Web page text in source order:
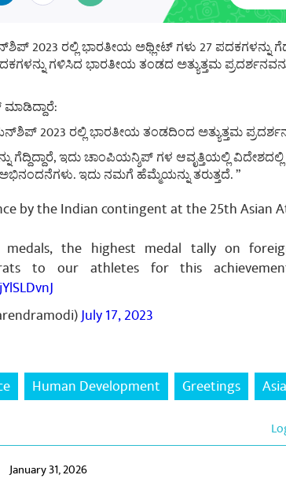
2023 ರಲ್ಲಿ ಭಾರತೀಯ ಅಥ್ಲೀಟ್ ಗಳು 27 ಪದಕಗಳನ್ನು
ಗಳಿಸಿದ ಭಾರತೀಯ ತಂಡದ ಅತ್ಯುತ್ತಮ
2023 ರಲ್ಲಿ ಭಾರತೀಯ ತಂಡದಿಂದ ಅತ್ಯುತ್ತಮ
ಗೆದ್ದಿದ್ದಾರೆ, ಇದು ಚಾಂಪಿಯನ್ಶಿಪ್ ಗಳ ಆವೃತ್ತಿಯಲ್ಲಿ
ಇದು ನಮಗೆ ಹೆಮ್ಮೆಯನ್ನು ತರುತ್ತದೆ. ”
by the Indian contingent at the 25th Asian
medals, the highest medal tally on
to our athletes for this
July 17, 2023
Human Development Greetings
January 31, 2026